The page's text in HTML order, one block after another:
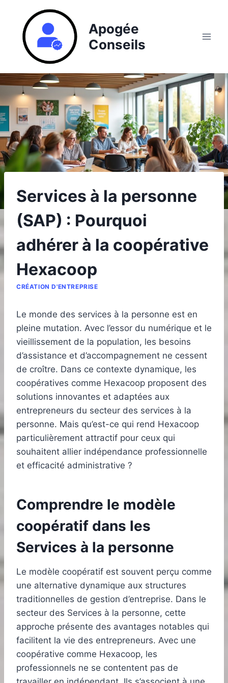
contenu
Apogée
Conseils
Services à la personne
(SAP) : Pourquoi
adhérer à la coopérative
Hexacoop
CRÉATION D'ENTREPRISE
Le monde des services à la personne est en
pleine mutation. Avec l’essor du numérique et le
vieillissement de la population, les besoins
d’assistance et d’accompagnement ne cessent
de croître. Dans ce contexte dynamique, les
coopératives comme Hexacoop proposent des
solutions innovantes et adaptées aux
entrepreneurs du secteur des services à la
personne. Mais qu’est-ce qui rend Hexacoop
particulièrement attractif pour ceux qui
souhaitent allier indépendance professionnelle
et efficacité administrative ?
Comprendre le modèle
coopératif dans les
Services à la personne
Le modèle coopératif est souvent perçu comme
une alternative dynamique aux structures
traditionnelles de gestion d’entreprise. Dans le
secteur des Services à la personne, cette
approche présente des avantages notables qui
facilitent la vie des entrepreneurs. Avec une
coopérative comme Hexacoop, les
professionnels ne se contentent pas de